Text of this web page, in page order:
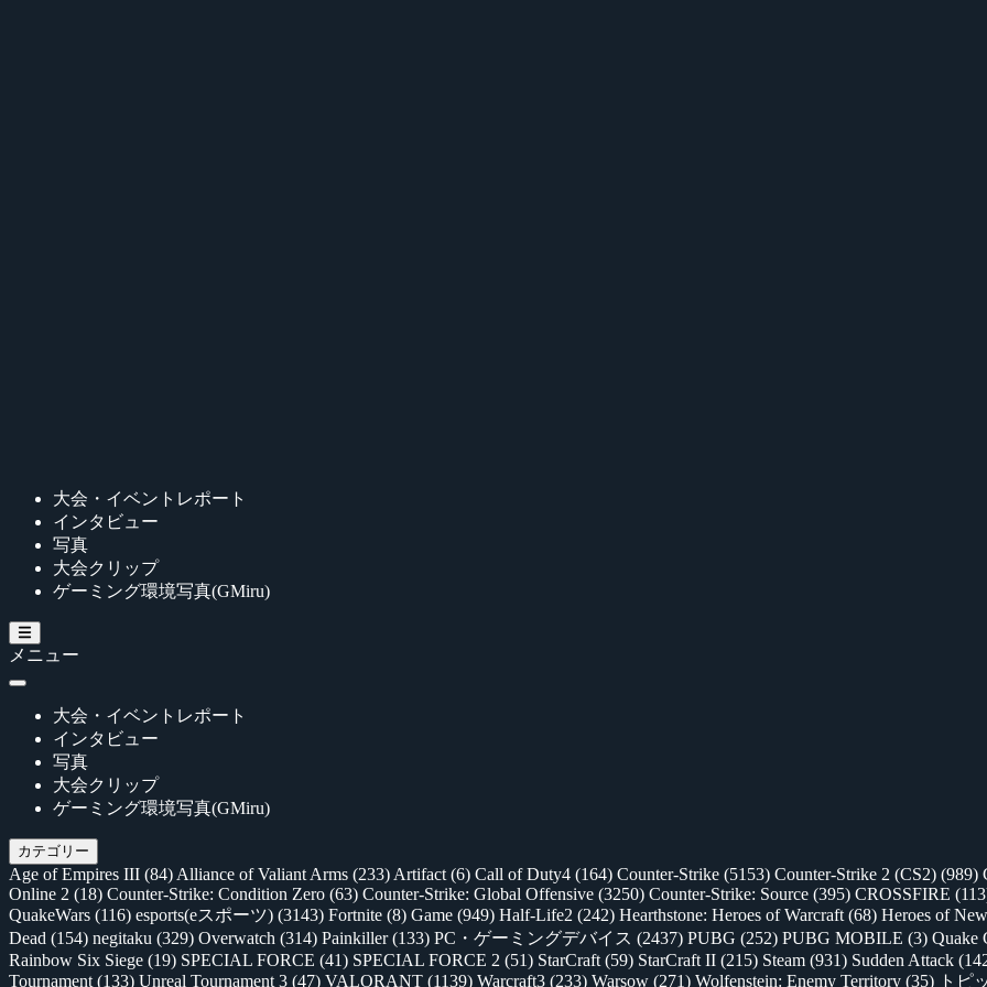
大会・イベントレポート
インタビュー
写真
大会クリップ
ゲーミング環境写真(GMiru)
メニュー
大会・イベントレポート
インタビュー
写真
大会クリップ
ゲーミング環境写真(GMiru)
カテゴリー
Age of Empires III (84) Alliance of Valiant Arms (233) Artifact (6) Call of Duty4 (164) Counter-Strike (5153) Counter-Strike 2 (CS2) (989)
Online 2 (18) Counter-Strike: Condition Zero (63) Counter-Strike: Global Offensive (3250) Counter-Strike: Source (395) CROSSFIRE
QuakeWars (116) esports(eスポーツ) (3143) Fortnite (8) Game (949) Half-Life2 (242) Hearthstone: Heroes of Warcraft (68) Heroes of
Dead (154) negitaku (329) Overwatch (314) Painkiller(133) PC・ゲーミングデバイス (2437) PUBG (252) PUBG MOBILE (3) Quake
Rainbow Six Siege (19) SPECIAL FORCE (41) SPECIAL FORCE 2 (51) StarCraft (59) StarCraft II (215) Steam (931) Sudden Attack
Tournament (133) Unreal Tournament 3 (47) VALORANT (1139) Warcraft3 (233) Warsow (271) Wolfenstein: Enemy Territory (35) トピ